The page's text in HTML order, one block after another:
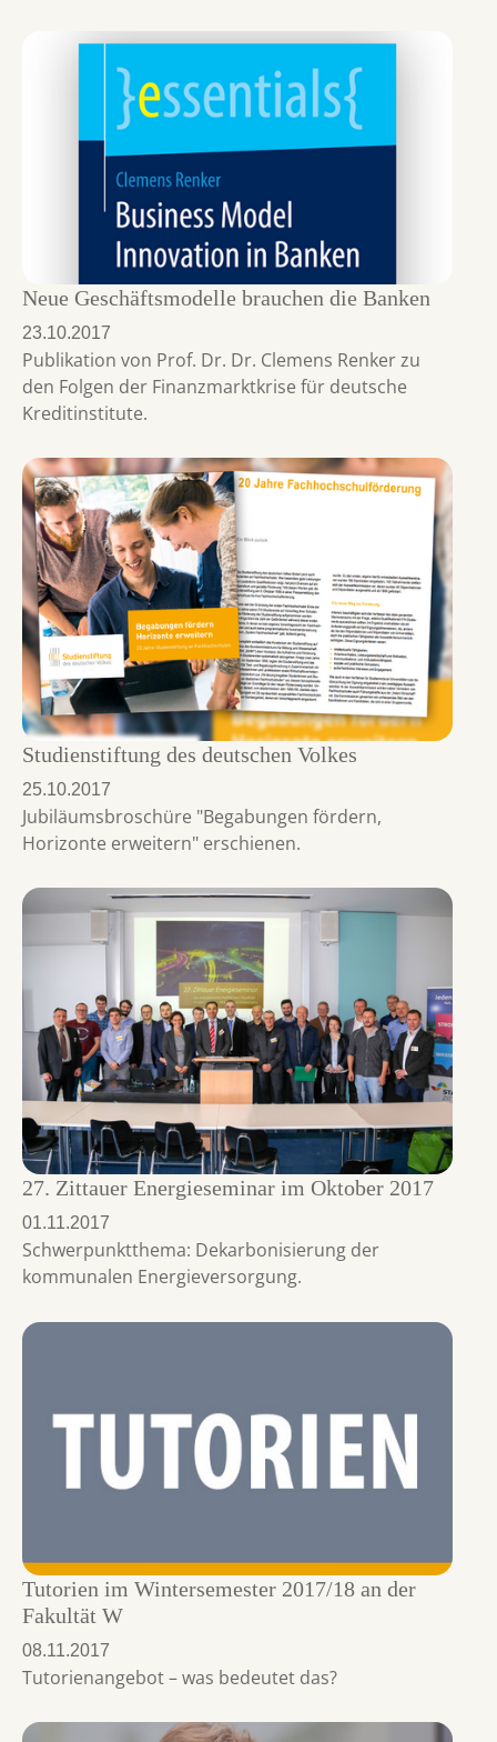
Neue Geschäftsmodelle brauchen die Banken
23.10.2017
Publikation von Prof. Dr. Dr. Clemens Renker zu
den Folgen der Finanzmarktkrise für deutsche
Kreditinstitute.
Studienstiftung des deutschen Volkes
25.10.2017
Jubiläumsbroschüre "Begabungen fördern,
Horizonte erweitern" erschienen.
27. Zittauer Energieseminar im Oktober 2017
01.11.2017
Schwerpunktthema: Dekarbonisierung der
kommunalen Energieversorgung.
Tutorien im Wintersemester 2017/18 an der
Fakultät W
08.11.2017
Tutorienangebot – was bedeutet das?